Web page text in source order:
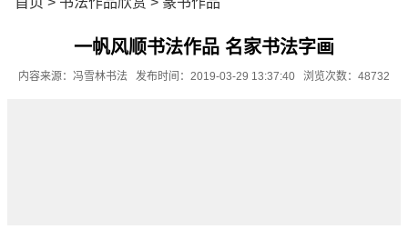
一帆风顺书法作品 名家书法字画
内容来源：冯雪林书法 发布时间：2019-03-29 13:37:40 浏览次数：48732